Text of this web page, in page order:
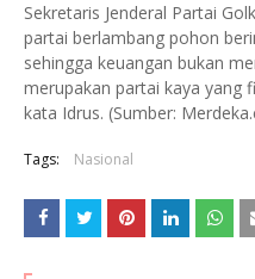
Sekretaris Jenderal Partai
partai berlambang pohon
sehingga keuangan bukan
merupakan partai kaya yang
kata Idrus. (Sumber:
Tags: Nasional